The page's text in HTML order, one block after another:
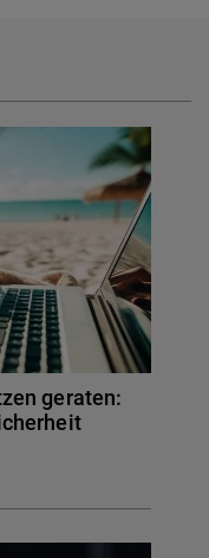
geraten: